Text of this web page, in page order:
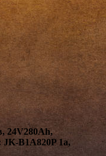
24V280Ah,
B1A820P 1a,